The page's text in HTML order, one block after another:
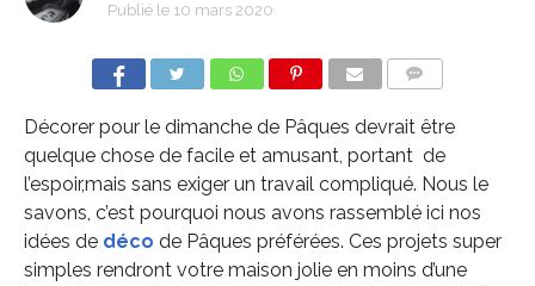
Publié le 10 mars 2020
Décorer pour le dimanche de Pâques devrait être
quelque chose de facile et amusant, portant de
l’espoir,mais sans exiger un travail compliqué. Nous le
savons, c’est pourquoi nous avons rassemblé ici nos
idées de déco de Pâques préférées. Ces projets super
simples rendront votre maison jolie en moins d’une